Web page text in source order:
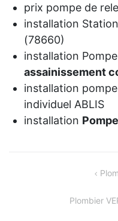
prix pompe de
installation
(78660)
installation
assainissement
installation
individuel ABLIS
installation
Plombier